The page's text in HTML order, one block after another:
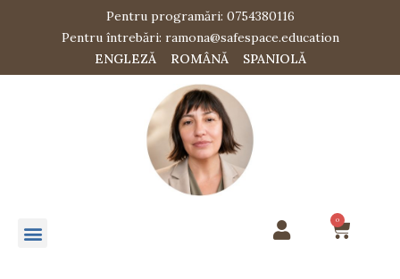
Pentru programări: 0754380116
Pentru întrebări: ramona@safespace.education
ENGLEZĂ
ROMÂNĂ SPANIOLĂ
0